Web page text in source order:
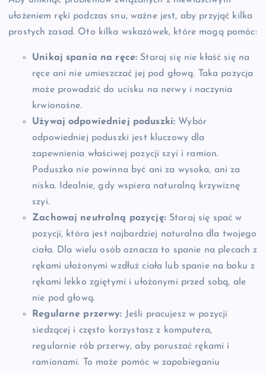
ułożeniem ręki podczas snu, ważne jest, aby przyjąć kilka
prostych zasad. Oto kilka wskazówek, które mogą pomóc:
Unikaj spania na ręce: Staraj się nie kłaść się na
ręce ani nie umieszczać jej pod głową. Taka pozycja
może prowadzić do ucisku na nerwy i naczynia
krwionośne.
Używaj odpowiedniej poduszki: Wybór
odpowiedniej poduszki jest kluczowy dla
zapewnienia właściwej pozycji szyi i ramion.
Poduszka nie powinna być ani za wysoka, ani za
niska. Idealnie, gdy wspiera naturalną krzywiznę
szyi.
Zachowaj neutralną pozycję:Staraj się spać w
pozycji, która jest najbardziej naturalna dla twojego
ciała. Dla wielu osób oznacza to spanie na plecach z
rękami ułożonymi wzdłuż ciała lub spanie na boku z
rękami lekko zgiętymi i ułożonymi przed sobą, ale
nie pod głową.
Regularne przerwy: Jeśli pracujesz w pozycji
siedzącej i często korzystasz z komputera,
regularnie rób przerwy, aby poruszać rękami i
ramionami. To może pomóc w zapobieganiu